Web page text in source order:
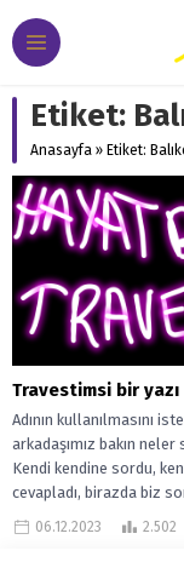
Etiket:
Anasayfa » Etiket:
Travestimsi bir yazı
Adının kullanılmasını
arkadaşımız bakın neler
Kendi kendine sordu,
cevapladı, birazda biz
Travesti nedir biliyor...
06.12.2023 2.502